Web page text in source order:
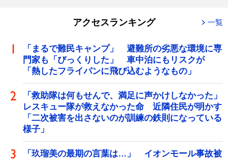
アクセスランキング 一覧
「まるで難民キャンプ」 避難所の劣悪な環境に専
門家も「びっくりした」 車中泊にもリスクが
「熱したフライパンに飛び込むようなもの」
「救助隊は何もせんで、満足に声かけしなかった」
レスキュー隊が救えなかった命 近隣住民が明かす
「二次被害を出さないのが訓練の鉄則になっている
様子」
「玖瑠美の最期の言葉は…」 イオンモール事故被